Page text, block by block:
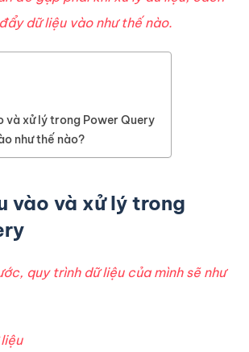
dữ liệu vào như thế nào.
và xử lý trong Power Query
như thế nào?
vào và xử lý trong
quy trình dữ liệu của mình sẽ như